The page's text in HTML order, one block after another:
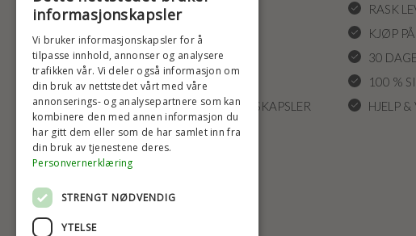
ANGRERETT
LEVERING OG RETURRETT
REKLAMASJONER
FRAKT
INNSTILLINGER FOR INFORMASJONSKAPSLER
RASK
KJØP
30
100 %
HJELP
informasjonskapsler
Vi bruker informasjonskapsler for å
tilpasse innhold, annonser og analysere
trafikken vår. Vi deler også informasjon om
din bruk av nettstedet vårt med våre
annonserings- og analysepartnere som kan
kombinere den med annen informasjon du
har gitt dem eller som de har samlet inn fra
din bruk av tjenestene deres.
Personvernerklæring
STRENGT NØDVENDIG
YTELSE